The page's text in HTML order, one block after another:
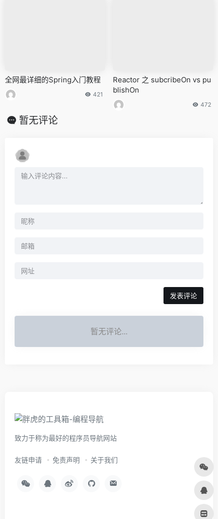
全网最详细的Spring入门教程
421
Reactor 之 subcribeOn vs pu
blishOn
472
暂无评论
暂无评论...
致力于称为最好的程序员导航网站
友链申请 免责声明 关于我们